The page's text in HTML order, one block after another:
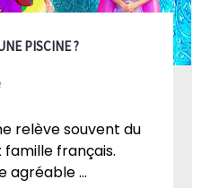
PISCINE ?
relève souvent du
français.
agréable ...